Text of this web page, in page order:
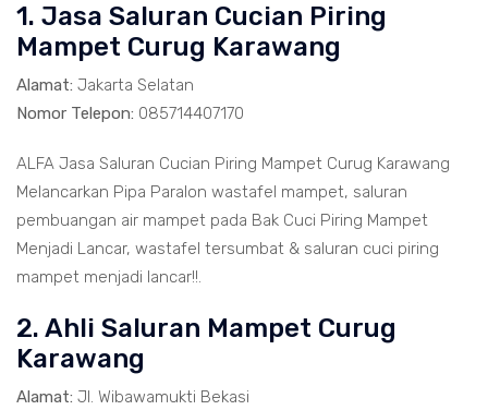
1. Jasa Saluran Cucian Piring
Mampet Curug Karawang
Alamat: Jakarta Selatan
Nomor Telepon: 085714407170
ALFA Jasa Saluran Cucian Piring Mampet Curug Karawang
Melancarkan Pipa Paralon wastafel mampet, saluran
pembuangan air mampet pada Bak Cuci Piring Mampet
Menjadi Lancar, wastafel tersumbat & saluran cuci piring
mampet menjadi lancar!!.
2. Ahli Saluran Mampet Curug
Karawang
Alamat: Jl. Wibawamukti Bekasi